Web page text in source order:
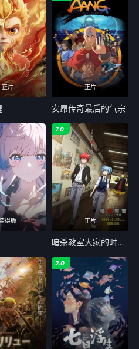
正片 正片
安昂传奇最后的气宗
摄版 正片
7.0
暗杀教室大家的时间剧场版
2.0